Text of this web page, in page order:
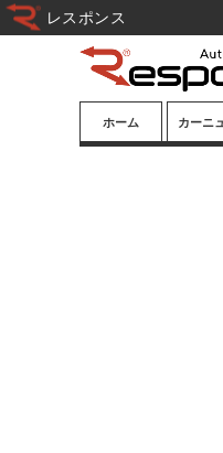
ホーム カーニ
レスポンス